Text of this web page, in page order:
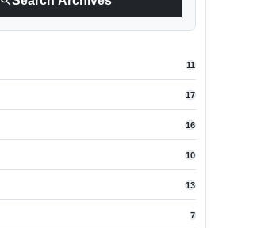
11
17
16
10
13
7